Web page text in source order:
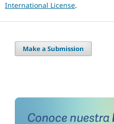
International License.
Make a Submission